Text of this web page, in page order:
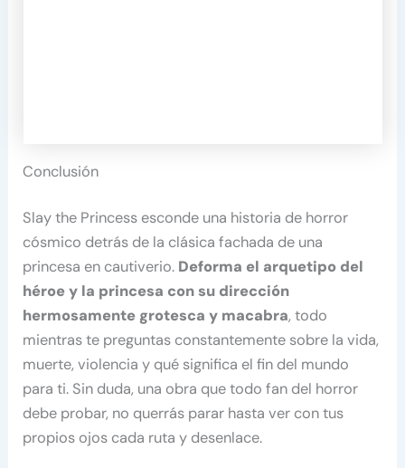
Conclusión
Slay the Princess esconde una historia de horror
cósmico detrás de la clásica fachada de una
princesa en cautiverio. Deforma el arquetipo del
héroe y la princesa con su dirección
hermosamente grotesca y macabra, todo
mientras te preguntas constantemente sobre la vida,
muerte, violencia y qué significa el fin del mundo
para ti. Sin duda, una obra que todo fan del horror
debe probar, no querrás parar hasta ver con tus
propios ojos cada ruta y desenlace.